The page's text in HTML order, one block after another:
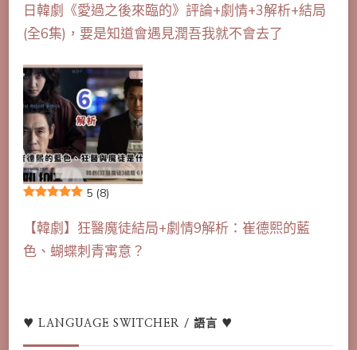
日韓劇《愛過之後來臨的》評論+劇情+3解析+結局
(全6集)，要是知道會遇見潤吾我就不會去了
5 (8)
【韓劇】狂醫魔徒結局+劇情9解析：崔德熙的藍
色、蝴蝶刺青寓意？
♥ LANGUAGE SWITCHER / 語言 ♥